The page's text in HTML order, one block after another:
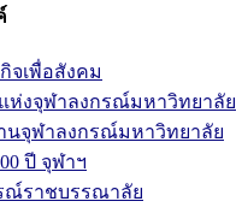
จเพื่อสังคม
ห่งจุฬาลงกรณ์มหาวิทยาลัย
นจุฬาลงกรณ์มหาวิทยาลัย
ปี จุฬาฯ
ณ์ราชบรรณาลัย